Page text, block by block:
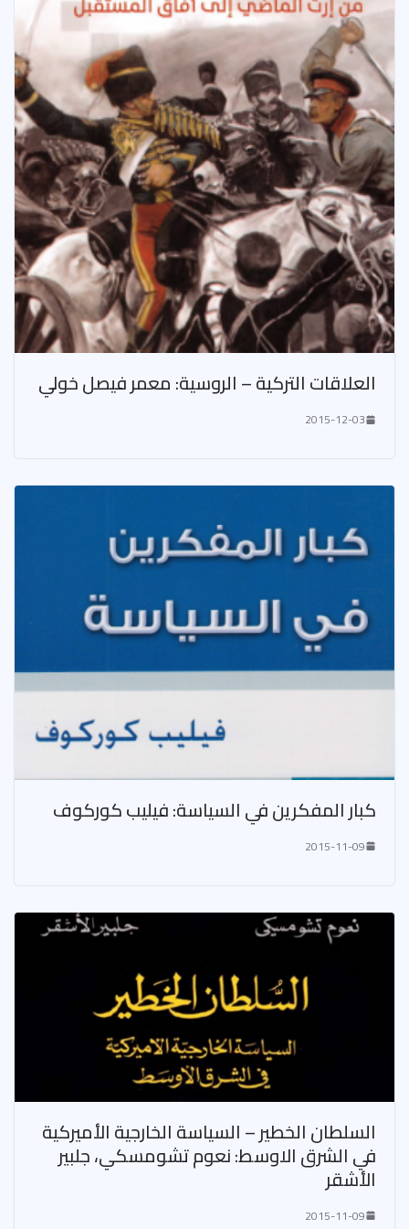
العلاقات التركية – الروسية: معمر فيصل خولي
2015-12-03
كبار المفكرين في السياسة: فيليب كوركوف
2015-11-09
السلطان الخطير – السياسة الخارجية الأميركية
في الشرق الاوسط: نعوم تشومسكي، جلبير
الأشقر
2015-11-09